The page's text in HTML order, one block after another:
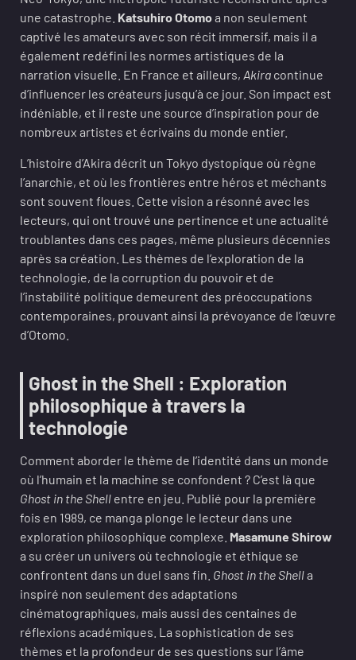
une catastrophe. Katsuhiro Otomoa non seulement
captivé les amateurs avec son récit immersif, mais il a
également redéfini les normes artistiques de la
narration visuelle. En France et ailleurs, Akira continue
d’influencer les créateurs jusqu’à ce jour. Son impact est
indéniable, et il reste une source d’inspiration pour de
nombreux artistes et écrivains du monde entier.
L’histoire d’Akira décrit un Tokyo dystopique où règne
l’anarchie, et où les frontières entre héros et méchants
sont souvent floues. Cette vision a résonné avec les
lecteurs, qui ont trouvé une pertinence et une actualité
troublantes dans ces pages, même plusieurs décennies
après sa création. Les thèmes de l’exploration de la
technologie, de la corruption du pouvoir et de
l’instabilité politique demeurent des préoccupations
contemporaines, prouvant ainsi la prévoyance de l’œuvre
d’Otomo.
Ghost in the Shell : Exploration
philosophique à travers la
technologie
Comment aborder le thème de l’identité dans un monde
où l’humain et la machine se confondent ? C’est là que
Ghost in the Shell entre en jeu. Publié pour la première
fois en 1989, ce manga plonge le lecteur dans une
exploration philosophique complexe. Masamune Shirow
a su créer un univers où technologie et éthique se
confrontent dans un duel sans fin. Ghost in the Shella
inspiré non seulement des adaptations
cinématographiques, mais aussi des centaines de
réflexions académiques. La sophistication de ses
thèmes et la profondeur de ses questions sur l’âme